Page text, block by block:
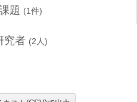
題 (1件)
究者 (2 人)